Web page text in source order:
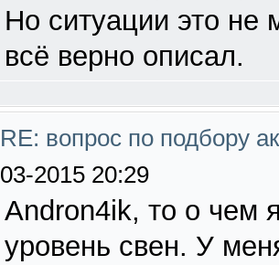
Но ситуации это не
всё верно описал.
RE: вопрос по подбору
03-2015 20:29
Andron4ik, то о чем
уровень свен. У